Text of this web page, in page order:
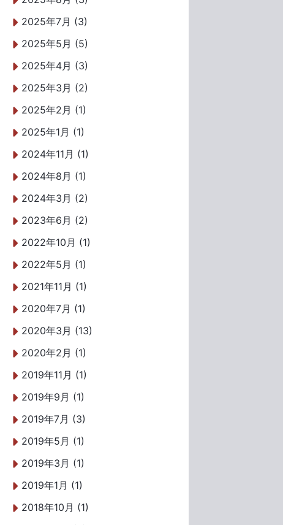
2025年7月 (3)
2025年5月 (5)
2025年4月 (3)
2025年3月 (2)
2025年2月 (1)
2025年1月 (1)
2024年11月 (1)
2024年8月 (1)
2024年3月 (2)
2023年6月 (2)
2022年10月 (1)
2022年5月 (1)
2021年11月 (1)
2020年7月 (1)
2020年3月 (13)
2020年2月 (1)
2019年11月 (1)
2019年9月 (1)
2019年7月 (3)
2019年5月 (1)
2019年3月 (1)
2019年1月 (1)
2018年10月 (1)